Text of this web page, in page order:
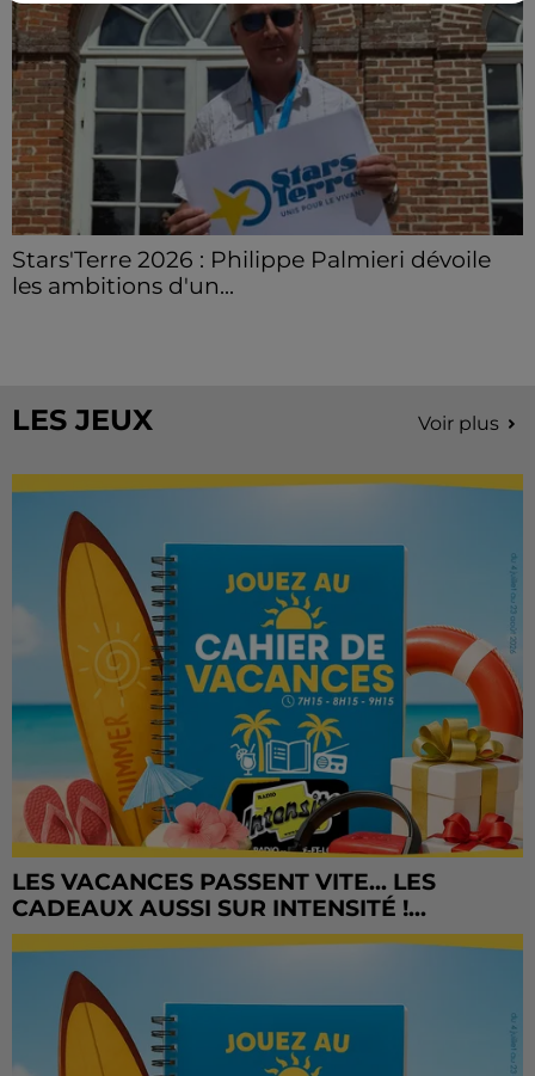
Stars'Terre 2026 : Philippe Palmieri dévoile
les ambitions d'un...
LES JEUX Voir plus
LES VACANCES PASSENT VITE... LES
CADEAUX AUSSI SUR INTENSITÉ !...